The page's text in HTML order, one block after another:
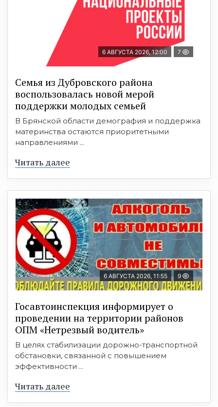
6 АВГУСТА 2026, 12:00 7
Семья из Дубровского района
воспользовалась новой мерой
поддержки молодых семьей
В Брянской области демография и поддержка
материнства остаются приоритетными
направлениями ...
Читать далее
6 АВГУСТА 2026, 11:55 9
Госавтоинспекция информирует о
проведении на территории районов
ОПМ «Нетрезвый водитель»
В целях стабилизации дорожно-транспортной
обстановки, связанной с повышением
эффективности ...
Читать далее